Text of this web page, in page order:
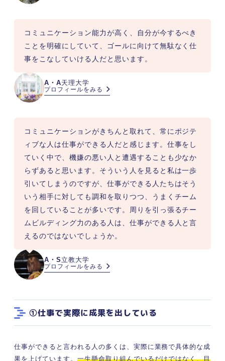
A・A天理大学
プロフィールをみる
コミュニケーション能力が高く、自分が今するべき
ことを明確にしていて、ゴールに向けて無駄なく仕
事をこなしていける人だと思います。
A・S 立教大学
プロフィールをみる
コミュニケーションがきちんと取れて、常にポジテ
ィブな人は仕事ができる人だと感じます。仕事をし
ていく中で、機嫌の悪い人と遭遇することも少なか
らずあると思います。そういう人を見ると私は一歩
引いてしまうのですが、仕事ができる人たちはそう
いう相手に対しても調和を取りつつ、うまくチーム
を回していることが多いです。周りを引っ張るチー
ムビルディング力のある人は、仕事ができる人と言
えるのではないでしょうか。
①仕事で実際に成果を出している
仕事ができると言われる人の多くは、実際に業務で具体的な成
果を上げています。 一生懸命取り組んでいるだけではなく、目